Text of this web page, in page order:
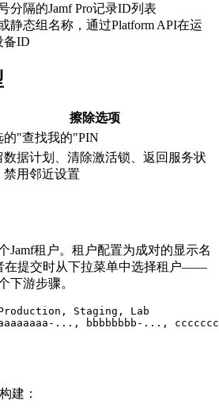
分隔的Jamf Pro记录ID列表
静态组名称，通过Platform API在运
备ID
擦除选项
的"查找我的"PIN
数据计划、清除激活锁、返回服务状
禁用邻近设置
Jamf租户。租户配置为成对的显示名
在提交时从下拉菜单中选择租户——
下游步骤。
= Production, Staging, Lab
建：